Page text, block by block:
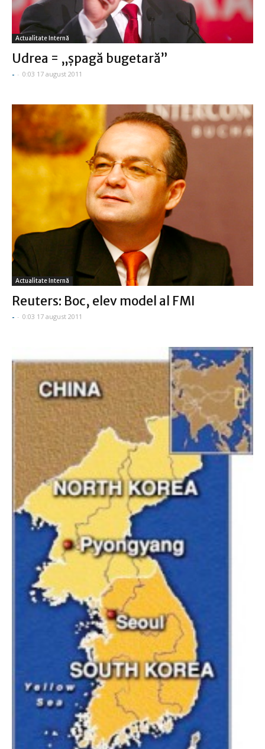
Actualitate Internă
Udrea = „şpagă bugetară”
- - 0:03 17 august 2011
Actualitate Internă
Reuters: Boc, elev model al FMI
- - 0:03 17 august 2011